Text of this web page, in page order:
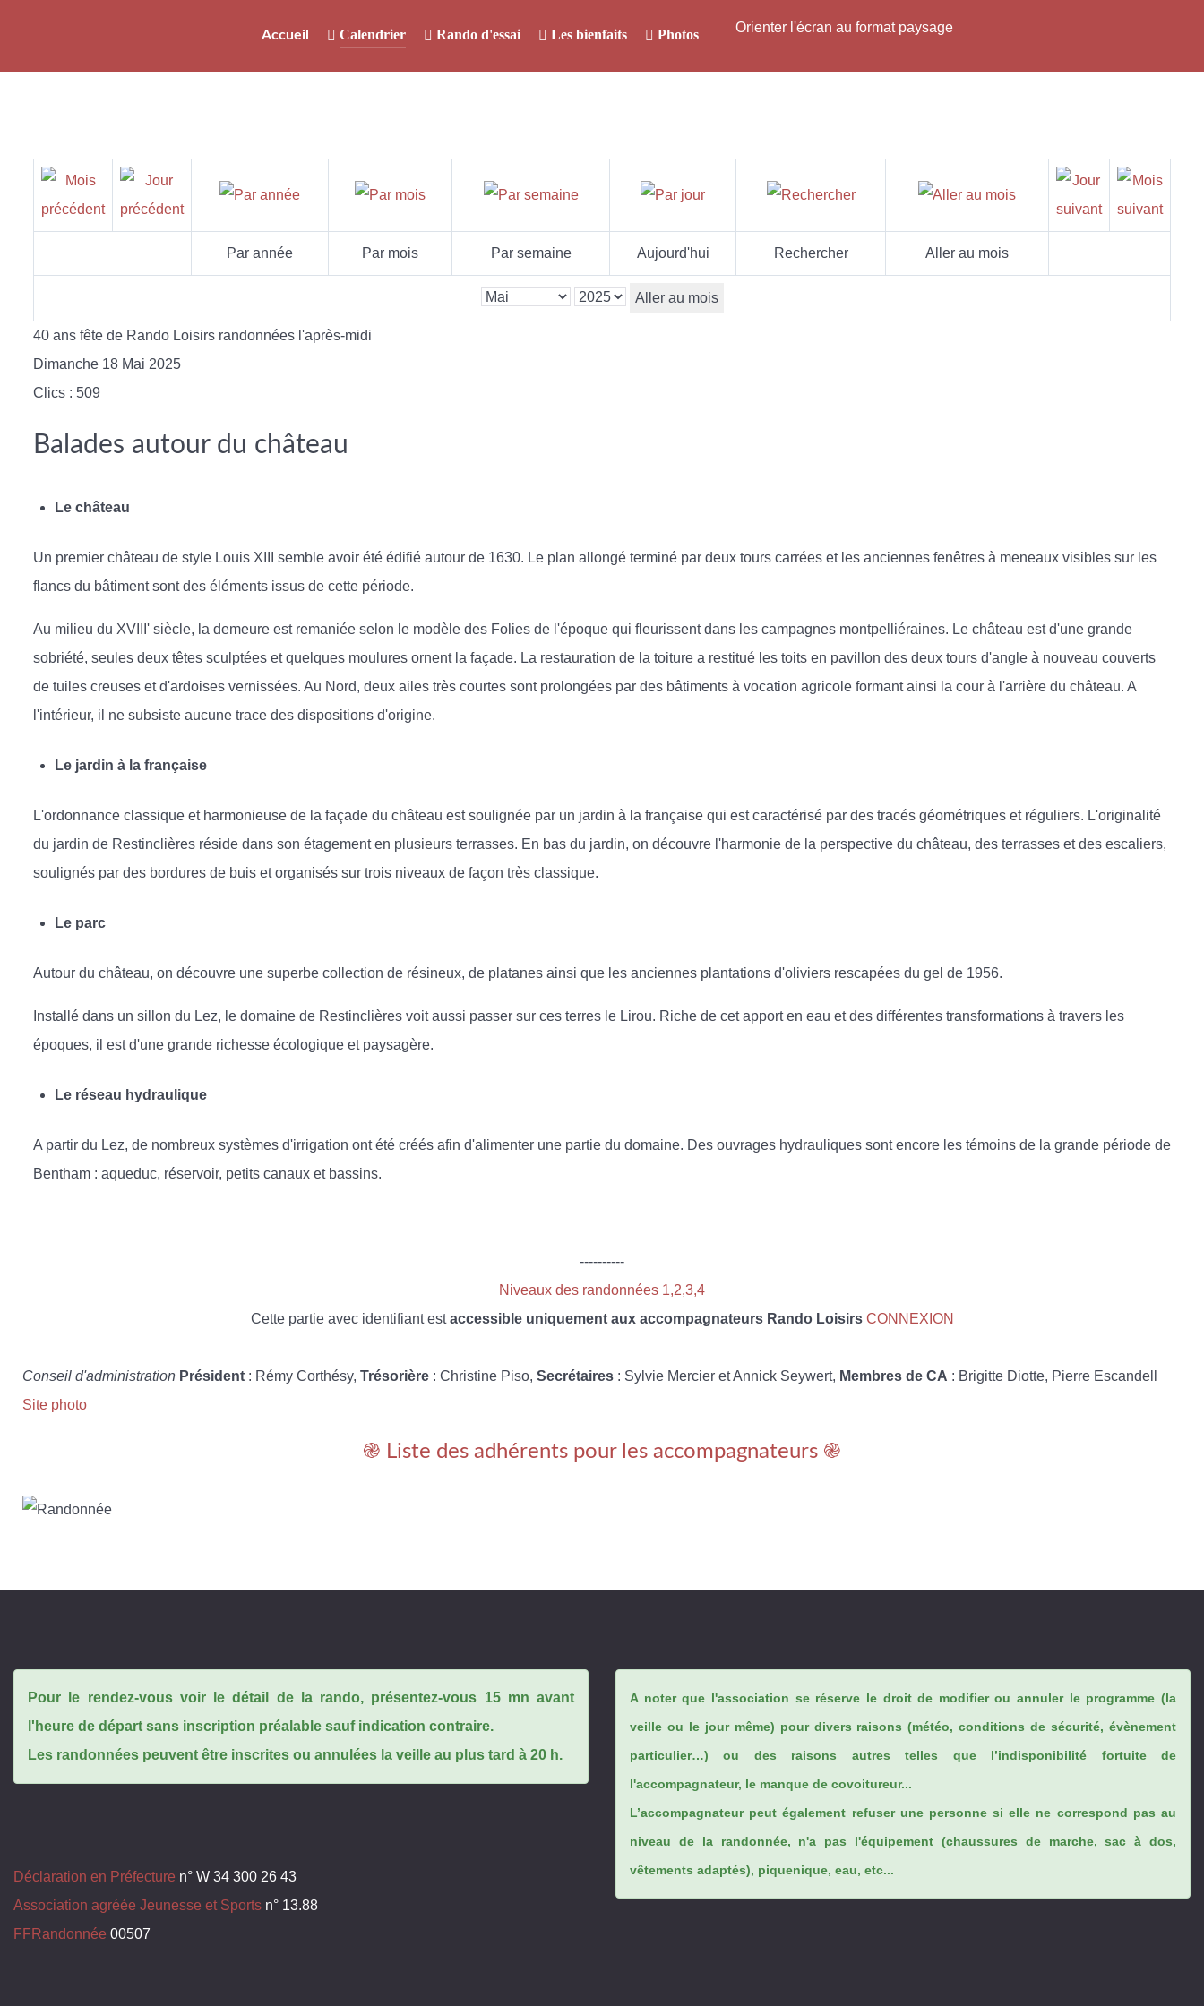
Accueil Calendrier Rando d'essai Les bienfaits Photos Orienter l'écran au format paysage
Par année Par mois Par semaine Aujourd'hui Rechercher Aller au mois
Aller au mois
40 ans fête de Rando Loisirs randonnées l'après-midi
Dimanche 18 Mai 2025
Clics : 509
Balades autour du château
Le château
Un premier château de style Louis XIII semble avoir été édifié autour de 1630. Le plan allongé terminé par deux tours carrées et les anciennes fenêtres à meneaux visibles sur les
flancs du bâtiment sont des éléments issus de cette période.
Au milieu du XVIII' siècle, la demeure est remaniée selon le modèle des Folies de l'époque qui fleurissent dans les campagnes montpelliéraines. Le château est d'une grande
sobriété, seules deux têtes sculptées et quelques moulures ornent la façade. La restauration de la toiture a restitué les toits en pavillon des deux tours d'angle à nouveau couverts
de tuiles creuses et d'ardoises vernissées. Au Nord, deux ailes très courtes sont prolongées par des bâtiments à vocation agricole formant ainsi la cour à l'arrière du château. A
l'intérieur, il ne subsiste aucune trace des dispositions d'origine.
Le jardin à la française
L'ordonnance classique et harmonieuse de la façade du château est soulignée par un jardin à la française qui est caractérisé par des tracés géométriques et réguliers. L'originalité
du jardin de Restinclières réside dans son étagement en plusieurs terrasses. En bas du jardin, on découvre l'harmonie de la perspective du château, des terrasses et des escaliers,
soulignés par des bordures de buis et organisés sur trois niveaux de façon très classique.
Le parc
Autour du château, on découvre une superbe collection de résineux, de platanes ainsi que les anciennes plantations d'oliviers rescapées du gel de 1956.
Installé dans un sillon du Lez, le domaine de Restinclières voit aussi passer sur ces terres le Lirou. Riche de cet apport en eau et des différentes transformations à travers les
époques, il est d'une grande richesse écologique et paysagère.
Le réseau hydraulique
A partir du Lez, de nombreux systèmes d'irrigation ont été créés afin d'alimenter une partie du domaine. Des ouvrages hydrauliques sont encore les témoins de la grande période de
Bentham : aqueduc, réservoir, petits canaux et bassins.
----------
Niveaux des randonnées 1,2,3,4
Cette partie avec identifiant estaccessible uniquement aux accompagnateurs Rando Loisirs CONNEXION
Conseil d'administration Président : Rémy Corthésy, Trésorière : Christine Piso, Secrétaires : Sylvie Mercier et Annick Seywert, Membres de CA : Brigitte Diotte, Pierre Escandell
Site photo
֎ Liste des adhérents pour les accompagnateurs ֎
Pour le rendez-vous voir le détail de la rando, présentez-vous 15 mn avant
l'heure de départ sans inscription préalable sauf indication contraire.
Les randonnées peuvent être inscrites ou annulées la veille au plus tard à 20 h.
Déclaration en Préfecture n° W 34 300 26 43
Association agréée Jeunesse et Sports n° 13.88
FFRandonnée 00507
A noter que l'association se réserve le droit de modifier ou annuler le programme (la
veille ou le jour même) pour divers raisons (météo, conditions de sécurité, évènement
particulier…) ou des raisons autres telles que l’indisponibilité fortuite de
l'accompagnateur, le manque de covoitureur...
L’accompagnateur peut également refuser une personne si elle ne correspond pas au
niveau de la randonnée, n'a pas l'équipement (chaussures de marche, sac à dos,
vêtements adaptés), piquenique, eau, etc...